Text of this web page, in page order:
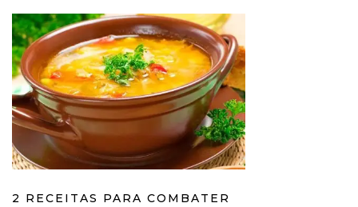
2 RECEITAS PARA COMBATER